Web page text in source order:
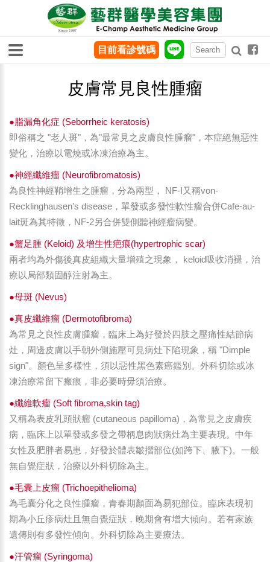
皮膚常見良性腫瘤
●脂漏角化症 (Seborrheic keratosis)
即俗稱之 "老人斑"，為"最常見之皮膚良性腫瘤"，本症絕無惡性
變化，治療以電燒或冰凍治療為主。
●神經纖維瘤 (Neurofibromatosis)
為良性神經鞘增生之腫瘤，分為兩型， NF-I又稱von-
Recklinghausen's disease，單發或多發性軟性瘤合併Cafe-au-
lait斑為其特徵，NF-2另合併雙側聽神經瘤病變。
●蟹足腫 (Keloid) 及增生性疤痕(hypertrophic scar)
兩者均為外傷後真皮組織大量增殖之現象， keloid吸收消褪，治
療以局部類固醇注射為主。
●母斑 (Nevus)
●真皮纖維瘤 (Dermotofibroma)
為常見之良性皮膚腫瘤，臨床上為好發於四肢之壓痛性結節病
灶，周邊皮膚以手朝外側施壓可見病灶下陷現象，稱 "Dimple
sign"。顏色呈多樣性，須以惡性黑色素癌鑑別。外科切除或冰
凍治療常留下瘢痕，非必要時毋須治療。
●纖維軟瘤 (Soft fibroma,skin tag)
又稱為表皮乳頭狀瘤 (cutaneous papilloma)，為常見之皮膚疾
病，臨床上以單發或多發之帶柄息肉狀病灶為主要表現。中年
女性及肥胖者易患，好發於體表皺摺部位(如跨下、腋下)。一般
無自覺症狀，治療以外科切除為主。
●毛囊上皮瘤 (Trichoepithelioma)
為毛囊分化之良性腫瘤，青春期顏面為易犯部位。臨床表現初
期為小丘疹病灶且無自覺症狀，晚期會有增大傾向。若有家族
遺傳則有多發性傾向。外科切除為主要療法。
●汗管瘤 (Syringoma)
目前看診號碼